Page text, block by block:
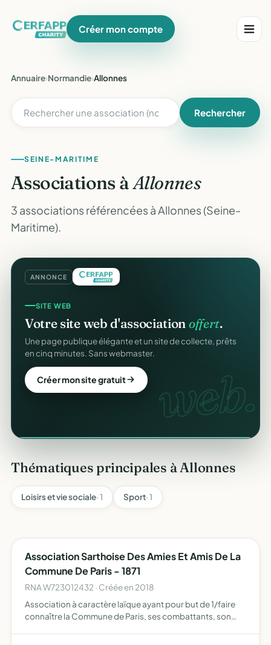
Créer mon compte
Annuaire›Normandie›Allonnes
Rechercher
SEINE-MARITIME
Associations àAllonnes
3 associations référencées à Allonnes (Seine-
Maritime).
ANNONCE
web.
SITE WEB
Votre site web d'associationoffert.
Une page publique élégante et un site de collecte, prêts
en cinq minutes. Sans webmaster.
Créer mon site gratuit
COLLECTE DE DONS
Collectez des donsen ligne.
Campagnes, paiement sécurisé, reçu fiscal instantané
pour chaque donateur. 100 % gratuit.
Lancer ma collecte
Thématiques principales à Allonnes
Loisirs et vie sociale· 1 Sport· 1
Association Sarthoise Des Amies Et Amis De La
Commune De Paris - 1871
RNA W723012432 · Créée en 2018
Association à caractère laïque ayant pour but de 1/faire
connaître la Commune de Paris, ses combattants, son